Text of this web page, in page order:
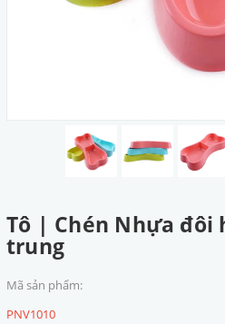
Tô | Chén Nhựa đôi
trung
Mã sản phẩm:
PNV1010